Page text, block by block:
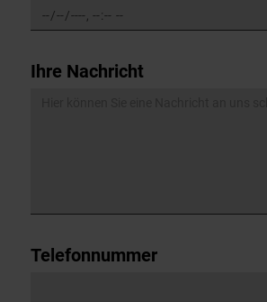
Ihre Nachricht
Telefonnummer